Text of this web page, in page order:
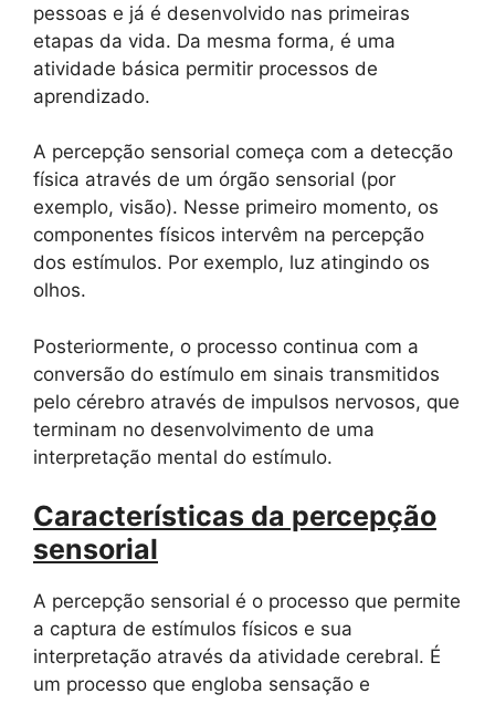
pessoas e já é desenvolvido nas primeiras
etapas da vida. Da mesma forma, é uma
atividade básica permitir processos de
aprendizado.
A percepção sensorial começa com a detecção
física através de um órgão sensorial (por
exemplo, visão). Nesse primeiro momento, os
componentes físicos intervêm na percepção
dos estímulos. Por exemplo, luz atingindo os
olhos.
Posteriormente, o processo continua com a
conversão do estímulo em sinais transmitidos
pelo cérebro através de impulsos nervosos, que
terminam no desenvolvimento de uma
interpretação mental do estímulo.
Características da percepção
sensorial
A percepção sensorial é o processo que permite
a captura de estímulos físicos e sua
interpretação através da atividade cerebral. É
um processo que engloba sensação e